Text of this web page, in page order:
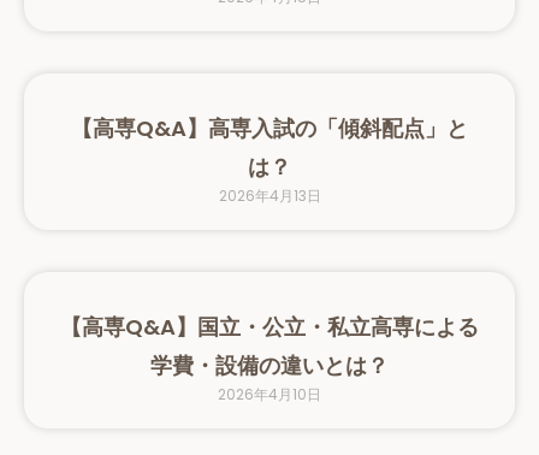
【高専Q&A】高専入試の「傾斜配点」と
は？
2026年4月13日
【高専Q&A】国立・公立・私立高専による
学費・設備の違いとは？
2026年4月10日